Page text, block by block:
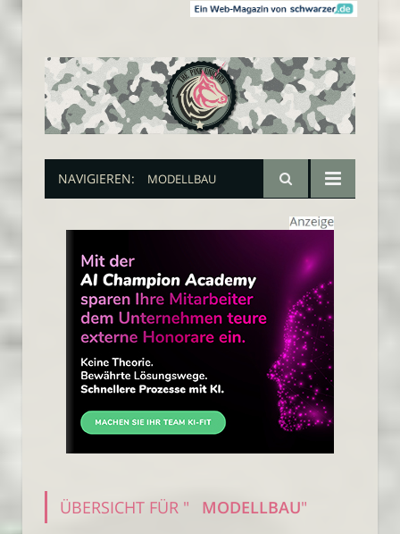
NAVIGIEREN: MODELLBAU
ÜBERSICHT FÜR " MODELLBAU"